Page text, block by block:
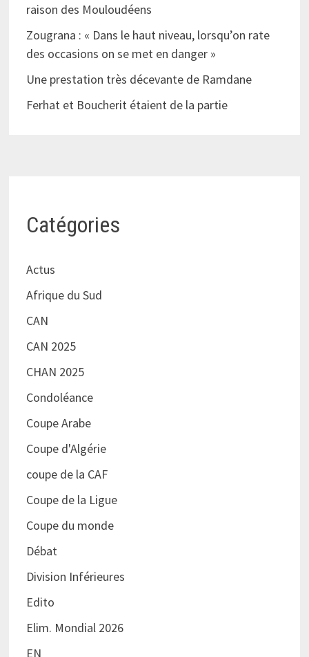
raison des Mouloudéens
Zougrana : « Dans le haut niveau, lorsqu’on rate
des occasions on se met en danger »
Une prestation très décevante de Ramdane
Ferhat et Boucherit étaient de la partie
Catégories
Actus
Afrique du Sud
CAN
CAN 2025
CHAN 2025
Condoléance
Coupe Arabe
Coupe d'Algérie
coupe de la CAF
Coupe de la Ligue
Coupe du monde
Débat
Division Inférieures
Edito
Elim. Mondial 2026
EN